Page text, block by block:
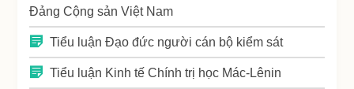
Đảng Cộng sản Việt Nam
Tiểu luận Đạo đức người cán bộ kiểm sát
Tiểu luận Kinh tế Chính trị học Mác-Lênin